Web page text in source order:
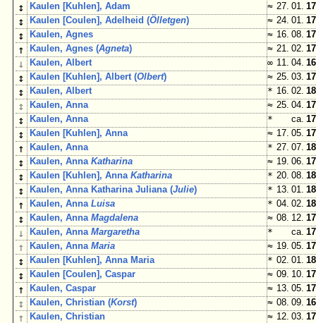
↕ Kaulen [Kuhlen], Adam ≈ 27. 01.
↕ Kaulen [Coulen], Adelheid (Ölletgen) ≈ 24. 01.
↕ Kaulen, Agnes ≈ 16. 08.
↑ Kaulen, Agnes (Agneta) ≈ 21. 02.
↓ Kaulen, Albert ∞ 11. 04.
↕ Kaulen [Kuhlen], Albert (Olbert) ≈ 25. 03.
↕ Kaulen, Albert * 16. 02.
↕ Kaulen, Anna ≈ 25. 04.
↕ Kaulen, Anna * ca.
↕ Kaulen [Kuhlen], Anna ≈ 17. 05.
↑ Kaulen, Anna * 27. 07.
↕ Kaulen, AnnaKatharina ≈ 19. 06.
↕ Kaulen [Kuhlen], AnnaKatharina * 20. 08.
↕ Kaulen, Anna Katharina Juliana (Julie) * 13. 01.
↑ Kaulen, AnnaLuisa * 04. 02.
↕ Kaulen, AnnaMagdalena ≈ 08. 12.
↓ Kaulen, AnnaMargaretha * ca.
↑ Kaulen, AnnaMaria ≈ 19. 05.
↕ Kaulen [Kuhlen], Anna Maria * 02. 01.
↕ Kaulen [Coulen], Caspar ≈ 09. 10.
↑ Kaulen, Caspar ≈ 13. 05.
↕ Kaulen, Christian (Korst) ≈ 08. 09.
↑ Kaulen, Christian ≈ 12. 03.